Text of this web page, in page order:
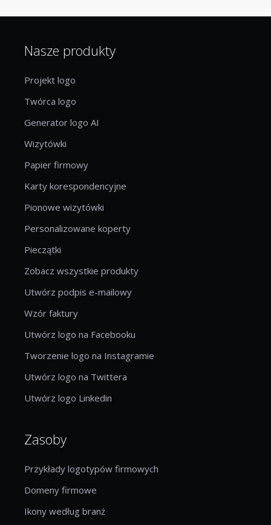
Nasze produkty
Projekt logo
Twórca logo
Generator logo AI
Wizytówki
Papier firmowy
Karty korespondencyjne
Pionowe wizytówki
Personalizowane koperty
Pieczątki
Zobacz wszystkie produkty
Utwórz podpis e-mailowy
Wzór faktury
Utwórz logo na Facebooku
Tworzenie logo na Instagramie
Utwórz logo na Twittera
Utwórz logo Linkedin
Zasoby
Przykłady logotypów firmowych
Domeny firmowe
Ikony według branż